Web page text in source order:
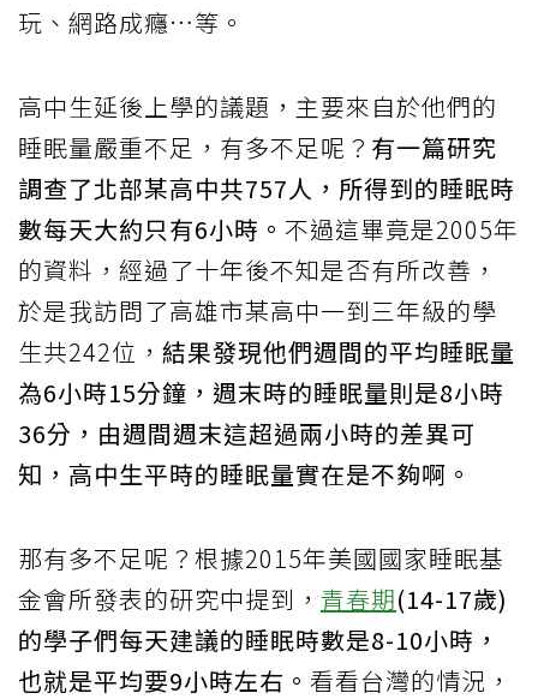
玩、網路成癮…等。
高中生延後上學的議題，主要來自於他們的
睡眠量嚴重不足，有多不足呢？ 有一篇研究
調查了北部某高中共757人，所得到的睡眠時
數每天大約只有6小時。 不過這畢竟是2005年
的資料，經過了十年後不知是否有所改善，
於是我訪問了高雄市某高中一到三年級的學
生共242位， 結果發現他們週間的平均睡眠量
為6小時15分鐘，週末時的睡眠量則是8小時
36分，由週間週末這超過兩小時的差異可
知，高中生平時的睡眠量實在是不夠啊。
那有多不足呢？根據2015年美國國家睡眠基
金會所發表的研究中提到， 青春期(14-17歲)
的學子們每天建議的睡眠時數是8-10小時，
也就是平均要9小時左右。 看看台灣的情況，